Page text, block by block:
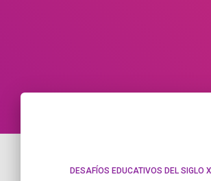
DESAFÍOS EDUCATIVOS DEL SIGLO